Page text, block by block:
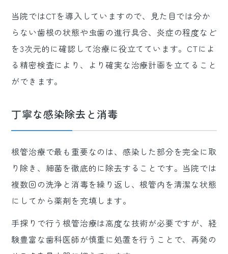
当院ではCTを導入していますので、見た目では分か
らない歯根の状態や虫歯の進行具合、炎症の程度など
を3次元的に確認して治療に役立てています。CTによ
る精密検査により、より確実な治療計画を立てること
ができます。
丁寧な感染除去と消毒
根管治療で最も重要なのは、感染した部分を完全に取
り除き、細菌を徹底的に除去することです。当院では
複数回の洗浄と消毒を繰り返し、根管内を清潔な状態
にしてから薬剤を充填します。
手探りで行う根管治療は高度な技術が必要ですが、経
験豊富な歯科医師が慎重に処置を行うことで、再発の